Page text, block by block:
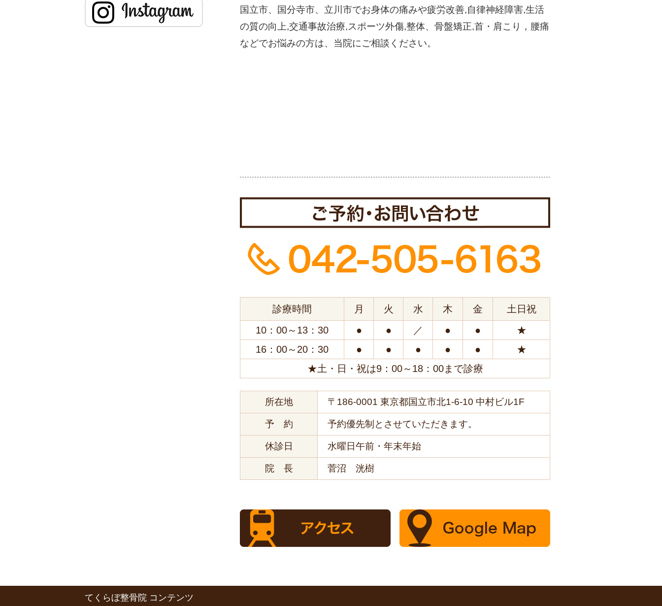
国立市、国分寺市、立川市でお身体の痛みや疲労改善,自律神経障害,生活
の質の向上,交通事故治療,スポーツ外傷,整体、骨盤矯正,首・肩こり，腰痛
などでお悩みの方は、当院にご相談ください。
診療時間 月 火 水 木 金
土日祝
10：00～13：30
● ● ／ ● ●
★
16：00～20：30
● ● ● ● ●
★
★土・日・祝は9：00～18：00まで診療
所在地 〒186-0001 東京都国立市北1-6-10 中村ビル1F
予 約 予約優先制とさせていただきます。
休診日 水曜日午前・年末年始
院 長 菅沼 洸樹
てくらぼ整骨院 コンテンツ